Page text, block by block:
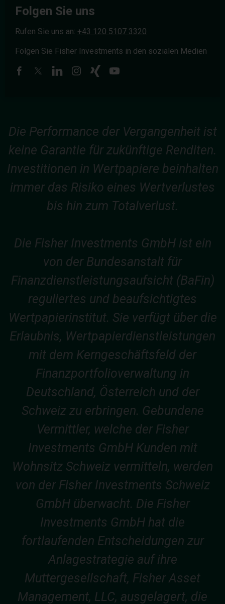
Folgen Sie uns
Rufen Sie uns an: +43 120 5107 3320
Folgen Sie Fisher Investments in den sozialen Medien
Die Performance der Vergangenheit ist
keine Garantie für zukünftige Renditen.
Investitionen in Wertpapiere beinhalten
immer das Risiko eines Wertverlustes
bis hin zum Totalverlust.
Die Fisher Investments GmbH ist ein
von der Bundesanstalt für
Finanzdienstleistungsaufsicht (BaFin)
reguliertes und beaufsichtigtes
Wertpapierinstitut. Sie verfügt über die
Erlaubnis, Wertpapierdienstleistungen
mit dem Kerngeschäftsfeld der
Finanzportfolioverwaltung in
Deutschland, Österreich und der
Schweiz zu erbringen. Gebundene
Vermittler, welche der Fisher
Investments GmbH Kunden mit
Wohnsitz Schweiz vermitteln, werden
von der Fisher Investments Schweiz
GmbH überwacht. Die Fisher
Investments GmbH hat die
fortlaufenden Entscheidungen zur
Anlagestrategie auf ihre
Muttergesellschaft, Fisher Asset
Management, LLC, ausgelagert, die